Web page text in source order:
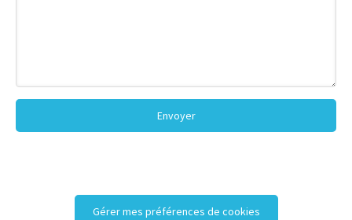
Envoyer
Gérer mes préférences de cookies